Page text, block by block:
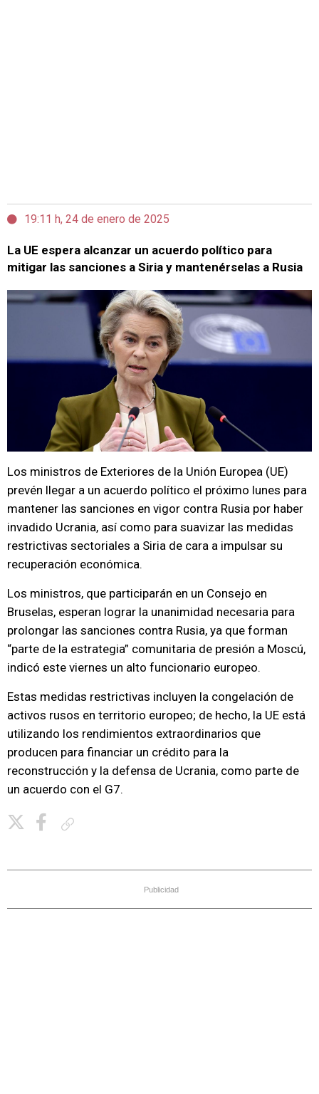
19:11 h, 24 de enero de 2025
La UE espera alcanzar un acuerdo político para
mitigar las sanciones a Siria y mantenérselas a Rusia
Los ministros de Exteriores de la Unión Europea (UE)
prevén llegar a un acuerdo político el próximo lunes para
mantener las sanciones en vigor contra Rusia por haber
invadido Ucrania, así como para suavizar las medidas
restrictivas sectoriales a Siria de cara a impulsar su
recuperación económica.
Los ministros, que participarán en un Consejo en
Bruselas, esperan lograr la unanimidad necesaria para
prolongar las sanciones contra Rusia, ya que forman
“parte de la estrategia” comunitaria de presión a Moscú,
indicó este viernes un alto funcionario europeo.
Estas medidas restrictivas incluyen la congelación de
activos rusos en territorio europeo; de hecho, la UE está
utilizando los rendimientos extraordinarios que
producen para financiar un crédito para la
reconstrucción y la defensa de Ucrania, como parte de
un acuerdo con el G7.
Publicidad